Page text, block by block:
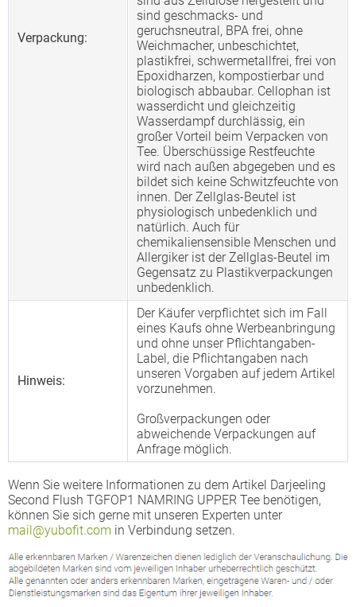
Verpackung:
sind geschmacks- und
geruchsneutral, BPA frei, ohne
Weichmacher, unbeschichtet,
plastikfrei, schwermetallfrei, frei von
Epoxidharzen, kompostierbar und
biologisch abbaubar. Cellophan ist
wasserdicht und gleichzeitig
Wasserdampf durchlässig, ein
großer Vorteil beim Verpacken von
Tee. Überschüssige Restfeuchte
wird nach außen abgegeben und es
bildet sich keine Schwitzfeuchte von
innen. Der Zellglas-Beutel ist
physiologisch unbedenklich und
natürlich. Auch für
chemikaliensensible Menschen und
Allergiker ist der Zellglas-Beutel im
Gegensatz zu Plastikverpackungen
unbedenklich.
Hinweis:
Der Käufer verpflichtet sich im Fall
eines Kaufs ohne Werbeanbringung
und ohne unser Pflichtangaben-
Label, die Pflichtangaben nach
unseren Vorgaben auf jedem Artikel
vorzunehmen.
Großverpackungen oder
abweichende Verpackungen auf
Anfrage möglich.
Wenn Sie weitere Informationen zu dem Artikel Darjeeling
Second Flush TGFOP1 NAMRING UPPER Tee benötigen,
können Sie sich gerne mit unseren Experten unter
mail@yubofit.com in Verbindung setzen.